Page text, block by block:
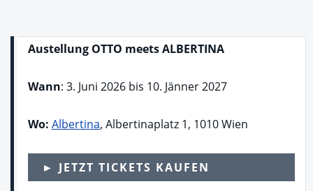
Austellung OTTO meets ALBERTINA
Wann: 3. Juni 2026 bis 10. Jänner 2027
Wo: Albertina, Albertinaplatz 1, 1010 Wien
► JETZT TICKETS KAUFEN